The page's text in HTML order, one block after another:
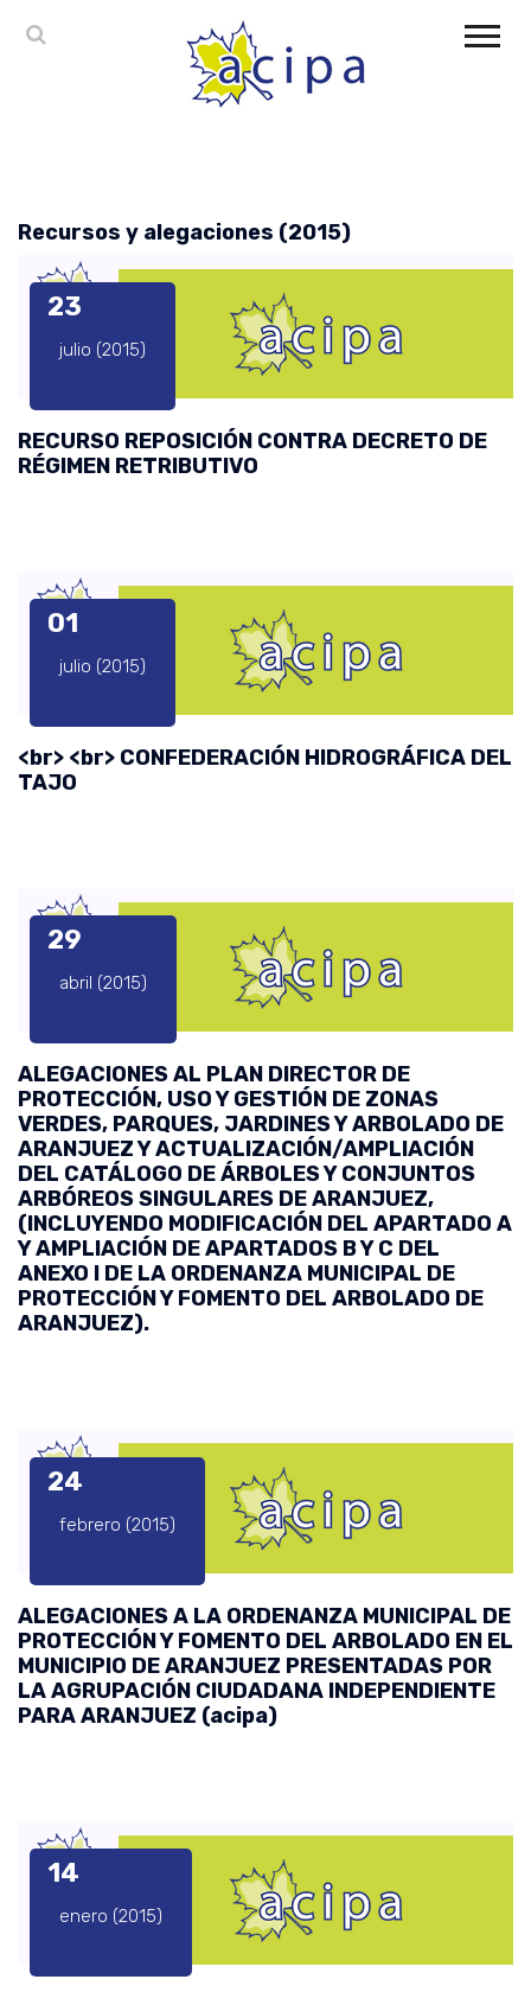
Recursos y alegaciones (2015)
23
julio (2015)
RECURSO REPOSICIÓN CONTRA DECRETO DE
RÉGIMEN RETRIBUTIVO
01
julio (2015)
<br> <br> CONFEDERACIÓN HIDROGRÁFICA DEL
TAJO
29
abril (2015)
ALEGACIONES AL PLAN DIRECTOR DE
PROTECCIÓN, USO Y GESTIÓN DE ZONAS
VERDES, PARQUES, JARDINES Y ARBOLADO DE
ARANJUEZ Y ACTUALIZACIÓN/AMPLIACIÓN
DEL CATÁLOGO DE ÁRBOLES Y CONJUNTOS
ARBÓREOS SINGULARES DE ARANJUEZ,
(INCLUYENDO MODIFICACIÓN DEL APARTADO A
Y AMPLIACIÓN DE APARTADOS B Y C DEL
ANEXO I DE LA ORDENANZA MUNICIPAL DE
PROTECCIÓN Y FOMENTO DEL ARBOLADO DE
ARANJUEZ).
24
febrero (2015)
ALEGACIONES A LA ORDENANZA MUNICIPAL DE
PROTECCIÓN Y FOMENTO DEL ARBOLADO EN EL
MUNICIPIO DE ARANJUEZ PRESENTADAS POR
LA AGRUPACIÓN CIUDADANA INDEPENDIENTE
PARA ARANJUEZ (acipa)
14
enero (2015)